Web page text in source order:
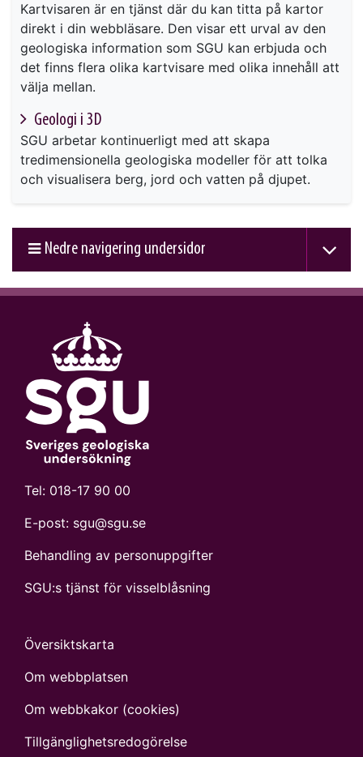
Kartvisaren är en tjänst där du kan titta på kartor
direkt i din webbläsare. Den visar ett urval av den
geologiska information som SGU kan erbjuda och
det finns flera olika kartvisare med olika innehåll att
välja mellan.
Geologi i 3D
SGU arbetar kontinuerligt med att skapa
tredimensionella geologiska modeller för att tolka
och visualisera berg, jord och vatten på djupet.
Nedre navigering undersidor
Tel: 018-17 90 00
E-post: sgu@sgu.se
Behandling av personuppgifter
SGU:s tjänst för visselblåsning
Översiktskarta
Om webbplatsen
Om webbkakor (cookies)
Tillgänglighets­redogörelse